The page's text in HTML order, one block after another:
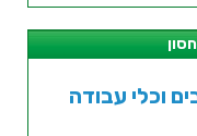
וכלי עבודה